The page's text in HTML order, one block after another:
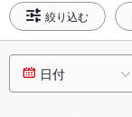
絞り込む
日付